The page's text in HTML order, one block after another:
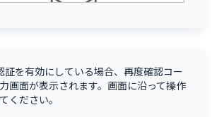
証を有効にしている場合、再度確認コー
画面が表示されます。画面に沿って操作
ください。